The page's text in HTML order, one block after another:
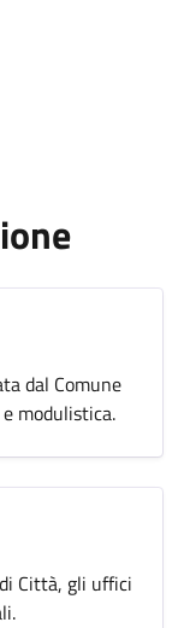
dal Comune
modulistica.
Città, gli uffici